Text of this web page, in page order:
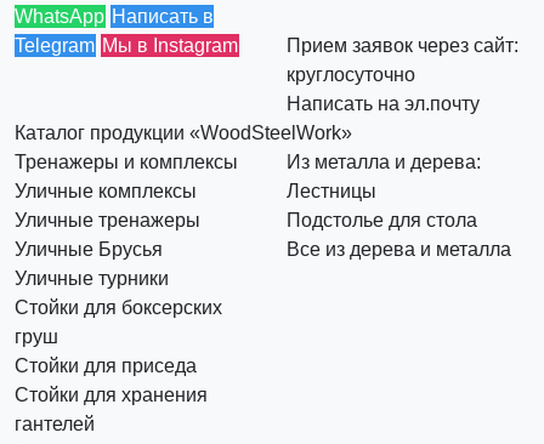
WhatsApp Написать в
Telegram Мы в Instagram
Прием заявок через сайт:
круглосуточно
Написать на эл.почту
Каталог продукции «WoodSteelWork»
Тренажеры и комплексы
Уличные комплексы
Уличные тренажеры
Уличные Брусья
Уличные турники
Стойки для боксерских
груш
Стойки для приседа
Стойки для хранения
гантелей
Из металла и дерева:
Лестницы
Подстолье для стола
Все из дерева и металла